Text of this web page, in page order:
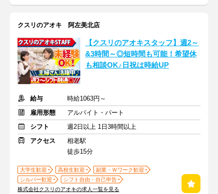
クスリのアオキ 阿左美北店
【クスリのアオキスタッフ】週2～
&3時間～◎短時間も可能！希望休
も相談OK♪日祝は時給UP
給与
時給1063円～
雇用形態
アルバイト・パート
シフト
週2日以上 1日3時間以上
アクセス
相老駅
徒歩15分
大学生歓迎 高校生歓迎
副業・Ｗワーク歓迎
シルバー歓迎
シフト自由・自己申告
株式会社クスリのアオキの求人一覧を見る